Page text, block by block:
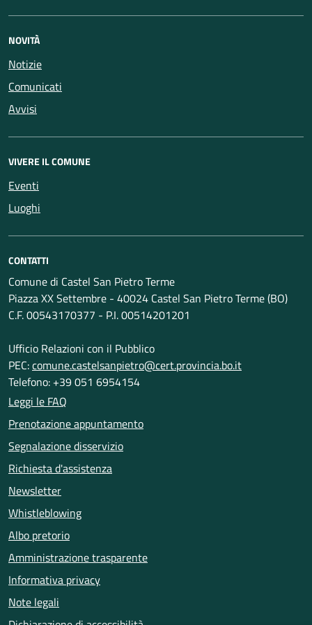
NOVITÀ
Notizie
Comunicati
Avvisi
VIVERE IL COMUNE
Eventi
Luoghi
CONTATTI
Comune di Castel San Pietro Terme
Piazza XX Settembre - 40024 Castel San Pietro Terme (BO)
C.F. 00543170377 - P.I. 00514201201
Ufficio Relazioni con il Pubblico
PEC:comune.castelsanpietro@cert.provincia.bo.it
Telefono: +39 051 6954154
Leggi le FAQ
Prenotazione appuntamento
Segnalazione disservizio
Richiesta d'assistenza
Newsletter
Whistleblowing
Albo pretorio
Amministrazione trasparente
Informativa privacy
Note legali